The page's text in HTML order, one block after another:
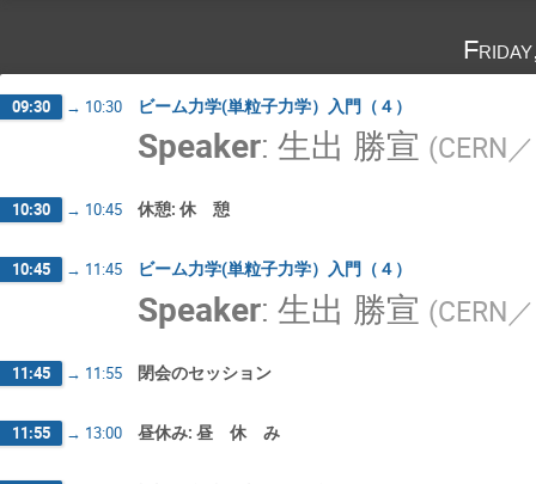
09:30 → 10:30 ビーム力学(単粒子力学）入門（４）
Speaker: 生出 勝宣 (CERN
10:30 → 10:45 休憩: 休 憩
10:45 → 11:45 ビーム力学(単粒子力学）入門（４）
Speaker: 生出 勝宣 (CERN
11:45 → 11:55 閉会のセッション
11:55 → 13:00 昼休み: 昼 休 み